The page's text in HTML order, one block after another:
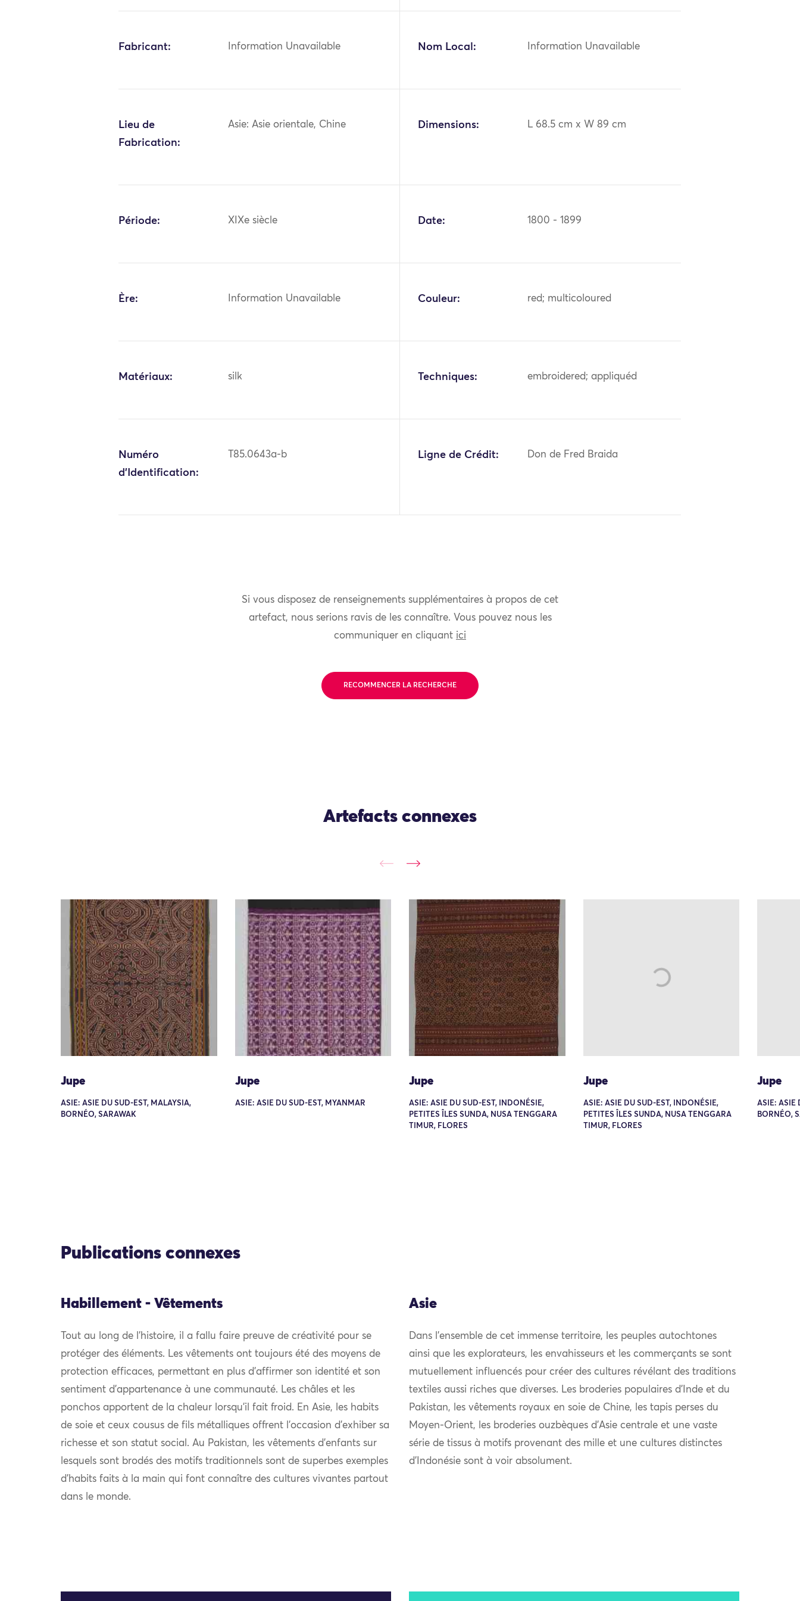
Fabricant: Information Unavailable Nom Local: Information Unavailable
Lieu de
Fabrication:
Asie: Asie orientale, Chine Dimensions: L 68.5 cm x W 89 cm
Période: XIXe siècle Date: 1800 - 1899
Ère: Information Unavailable Couleur: red; multicoloured
Matériaux: silk Techniques: embroidered; appliquéd
Numéro
d'Identification:
T85.0643a-b Ligne de Crédit: Don de Fred Braida
Si vous disposez de renseignements supplémentaires à propos de cet
artefact, nous serions ravis de les connaître. Vous pouvez nous les
communiquer en cliquant ici
RECOMMENCER LA RECHERCHE
Artefacts connexes
Jupe
ASIE: ASIE DU SUD-EST, MALAYSIA,
BORNÉO, SARAWAK
Jupe
ASIE: ASIE DU SUD-EST, MYANMAR
Jupe
ASIE: ASIE DU SUD-EST, INDONÉSIE,
PETITES ÎLES SUNDA, NUSA TENGGARA
TIMUR, FLORES
Jupe
ASIE: ASIE DU SUD-EST, INDONÉSIE,
PETITES ÎLES SUNDA, NUSA TENGGARA
TIMUR, FLORES
Jupe
ASIE: ASIE
BORNÉO,
Publications connexes
Habillement - Vêtements
Tout au long de l’histoire, il a fallu faire preuve de créativité pour se
protéger des éléments. Les vêtements ont toujours été des moyens de
protection efficaces, permettant en plus d’affirmer son identité et son
sentiment d’appartenance à une communauté. Les châles et les
ponchos apportent de la chaleur lorsqu’il fait froid. En Asie, les habits
de soie et ceux cousus de fils métalliques offrent l’occasion d’exhiber sa
richesse et son statut social. Au Pakistan, les vêtements d’enfants sur
lesquels sont brodés des motifs traditionnels sont de superbes exemples
d’habits faits à la main qui font connaître des cultures vivantes partout
dans le monde.
Asie
Dans l’ensemble de cet immense territoire, les peuples autochtones
ainsi que les explorateurs, les envahisseurs et les commerçants se sont
mutuellement influencés pour créer des cultures révélant des traditions
textiles aussi riches que diverses. Les broderies populaires d’Inde et du
Pakistan, les vêtements royaux en soie de Chine, les tapis perses du
Moyen-Orient, les broderies ouzbèques d’Asie centrale et une vaste
série de tissus à motifs provenant des mille et une cultures distinctes
d’Indonésie sont à voir absolument.